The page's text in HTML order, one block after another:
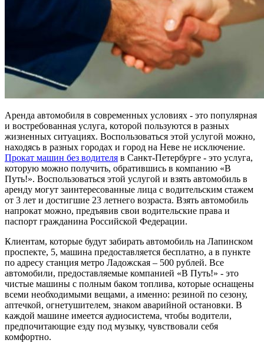
Аренда автомобиля в современных условиях - это популярная
и востребованная услуга, которой пользуются в разных
жизненных ситуациях. Воспользоваться этой услугой можно,
находясь в разных городах и город на Неве не исключение.
Прокат машин без водителя в Санкт-Петербурге - это услуга,
которую можно получить, обратившись в компанию «В
Путь!». Воспользоваться этой услугой и взять автомобиль в
аренду могут заинтересованные лица с водительским стажем
от 3 лет и достигшие 23 летнего возраста. Взять автомобиль
напрокат можно, предъявив свои водительские права и
паспорт гражданина Российской Федерации.
Клиентам, которые будут забирать автомобиль на Лапинском
проспекте, 5, машина предоставляется бесплатно, а в пункте
по адресу станция метро Ладожская – 500 рублей. Все
автомобили, предоставляемые компанией «В Путь!» - это
чистые машины с полным баком топлива, которые оснащены
всеми необходимыми вещами, а именно: резиной по сезону,
аптечкой, огнетушителем, знаком аварийной остановки. В
каждой машине имеется аудиосистема, чтобы водители,
предпочитающие езду под музыку, чувствовали себя
комфортно.